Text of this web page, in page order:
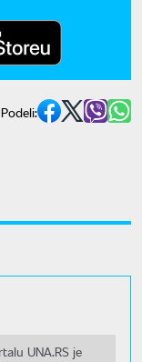
Podeli:
UNA.RS je